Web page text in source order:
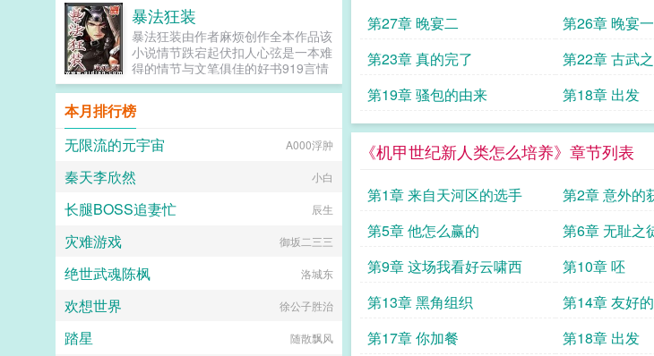
第27章 晚宴二 第26章 晚宴一
第23章 真的完了
第22章 古武
第19章 骚包的由来
第18章 出发
《机甲世纪新人类怎么培养》章节列表
第1章 来自天河区的选手 第2章 意外的
第5章 他怎么赢的
第6章 无耻之
第9章 这场我看好云啸西
第10章 呸
第13章 黑角组织
第14章 友好
第17章 你加餐
第18章 出发
极的精神力。在这个魔法已经泯灭了
万年之久的沧澜大陆，且看这个少年
是如何中兴魔法，让这异世大陆再起
波澜！转头空，寂寞城盛世还需枯骨
呈西风紧，雪临城人间寂寞几回重落
叶黄花人不再雪花深处血飞红...
暴法狂装
暴法狂装由作者麻烦创作全本作品该
小说情节跌宕起伏扣人心弦是一本难
得的情节与文笔俱佳的好书919言情
小说免费提供暴法狂装全文无弹窗的
纯文字在线阅读。...
本月排行榜
无限流的元宇宙
A000浮肿
秦天李欣然 小白
长腿BOSS追妻忙 辰生
灾难游戏 御坂二三三
绝世武魂陈枫 洛城东
欢想世界 徐公子胜治
踏星 随散飘风